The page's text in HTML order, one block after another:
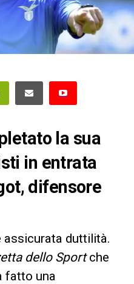
la sua
in entrata
difensore
duttilità.
dello Sportche
fatto una